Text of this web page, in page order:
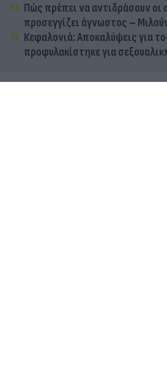
Πώς πρέπει να αντιδράσουν οι
προσεγγίζει άγνωστος –
Κεφαλονιά: Αποκαλύψεις για
προφυλακίστηκε για